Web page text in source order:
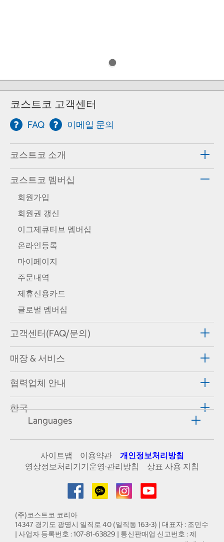
코스트코 고객센터
FAQ 이메일 문의
코스트코 소개
코스트코 멤버십
회원가입
회원권 갱신
이그제큐티브 멤버십
온라인등록
마이페이지
주문내역
제휴신용카드
글로벌 멤버십
고객센터(FAQ/문의)
매장 & 서비스
협력업체 안내
한국
Languages
사이트맵 이용약관
개인정보처리방침
영상정보처리기기운영·관리방침
상표 사용 지침
(주)코스트코 코리아
14347 경기도 광명시 일직로 40 (일직동 163-3) | 대표자 : 조민수
| 사업자 등록번호 : 107-81-63829 | 통신판매업 신고번호 : 제